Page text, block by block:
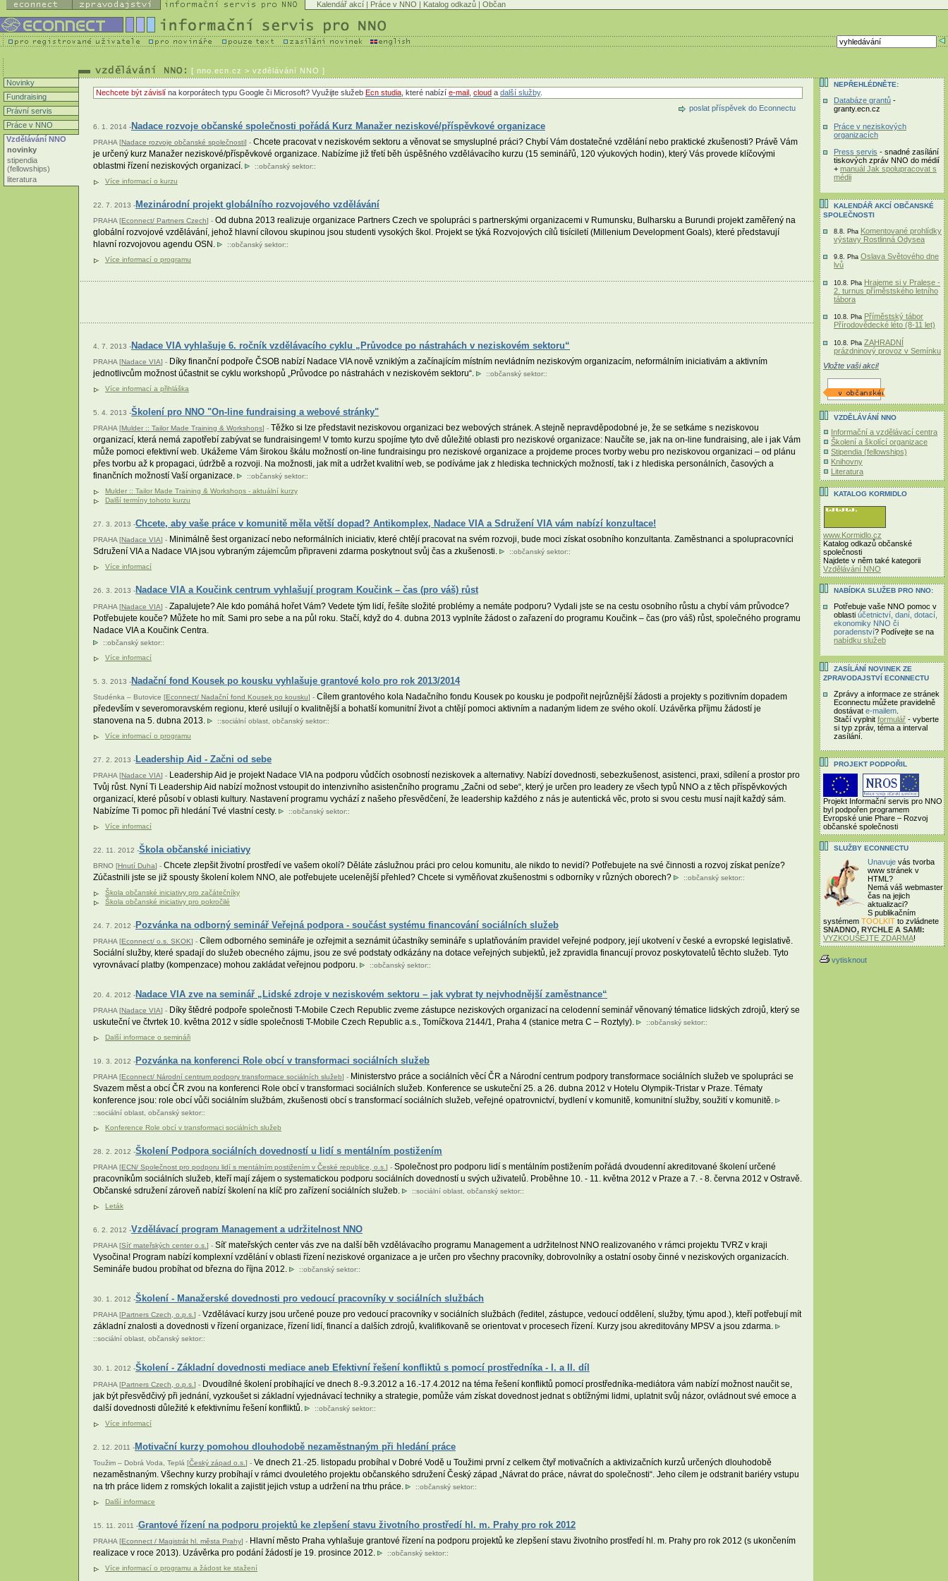
Kalendář akcí | Práce v NNO | Katalog odkazů | Občan
[ nno.ecn.cz > vzdělávání NNO ]
Novinky
Fundraising
Právní servis
Práce v NNO
Vzdělávání NNO
novinky
stipendia
(fellowships)
literatura
Nechcete být závislí na korporátech typu Google či Microsoft? Využijte služeb Ecn studia , které nabízí e-mail cloud a další služby.
poslat příspěvek do Econnectu
6. 1. 2014 -Nadace rozvoje občanské společnosti pořádá Kurz Manažer neziskové/příspěvkové organizace
PRAHA [Nadace rozvoje občanské společnosti] - Chcete pracovat v neziskovém sektoru a věnovat se smysluplné práci? Chybí Vám dostatečné vzdělání nebo praktické zkušenosti? Právě Vám
je určený kurz Manažer neziskové/příspěvkové organizace. Nabízíme již třetí běh úspěšného vzdělávacího kurzu (15 seminářů, 120 výukových hodin), který Vás provede klíčovými
oblastmi řízení neziskových organizací.
::občanský sektor::
Více informací o kurzu
22. 7. 2013 -Mezinárodní projekt globálního rozvojového vzdělávání
PRAHA [Econnect/ Partners Czech] - Od dubna 2013 realizuje organizace Partners Czech ve spolupráci s partnerskými organizacemi v Rumunsku, Bulharsku a Burundi projekt zaměřený na
globální rozvojové vzdělávání, jehož hlavní cílovou skupinou jsou studenti vysokých škol. Projekt se týká Rozvojových cílů tisíciletí (Millenium Development Goals), které představují
hlavní rozvojovou agendu OSN.
::občanský sektor::
Více informací o programu
4. 7. 2013 -Nadace VIA vyhlašuje 6. ročník vzdělávacího cyklu „Průvodce po nástrahách v neziskovém sektoru“
PRAHA [Nadace VIA] - Díky finanční podpoře ČSOB nabízí Nadace VIA nově vzniklým a začínajícím místním nevládním neziskovým organizacím, neformálním iniciativám a aktivním
jednotlivcům možnost účastnit se cyklu workshopů „Průvodce po nástrahách v neziskovém sektoru“.
::občanský sektor::
Více informací a přihláška
5. 4. 2013 -Školení pro NNO "On-line fundraising a webové stránky"
PRAHA [Mulder :: Tailor Made Training & Workshops] - Těžko si lze představit neziskovou organizaci bez webových stránek. A stejně nepravděpodobné je, že se setkáme s neziskovou
organizací, která nemá zapotřebí zabývat se fundraisingem! V tomto kurzu spojíme tyto dvě důležité oblasti pro neziskové organizace: Naučíte se, jak na on-line fundraising, ale i jak Vám
může pomoci efektivní web. Ukážeme Vám širokou škálu možností on-line fundraisingu pro neziskové organizace a projdeme proces tvorby webu pro neziskovou organizaci – od plánu
přes tvorbu až k propagaci, údržbě a rozvoji. Na možnosti, jak mít a udržet kvalitní web, se podíváme jak z hlediska technických možností, tak i z hlediska personálních, časových a
finančních možností Vaší organizace.
::občanský sektor::
Mulder :: Tailor Made Training & Workshops - aktuální kurzy
Další termíny tohoto kurzu
27. 3. 2013 -Chcete, aby vaše práce v komunitě měla větší dopad? Antikomplex, Nadace VIA a Sdružení VIA vám nabízí konzultace!
PRAHA [Nadace VIA] - Minimálně šest organizací nebo neformálních iniciativ, které chtějí pracovat na svém rozvoji, bude moci získat osobního konzultanta. Zaměstnanci a spolupracovníci
Sdružení VIA a Nadace VIA jsou vybraným zájemcům připraveni zdarma poskytnout svůj čas a zkušenosti.
::občanský sektor::
Více informací
26. 3. 2013 -Nadace VIA a Koučink centrum vyhlašují program Koučink – čas (pro váš) růst
PRAHA [Nadace VIA] - Zapalujete? Ale kdo pomáhá hořet Vám? Vedete tým lidí, řešíte složité problémy a nemáte podporu? Vydali jste se na cestu osobního růstu a chybí vám průvodce?
Potřebujete kouče? Můžete ho mít. Sami pro sebe a na půl roku. Stačí, když do 4. dubna 2013 vyplníte žádost o zařazení do programu Koučink – čas (pro váš) růst, společného programu
Nadace VIA a Koučink Centra.
::občanský sektor::
Více informací
5. 3. 2013 -Nadační fond Kousek po kousku vyhlašuje grantové kolo pro rok 2013/2014
Studénka – Butovice [Econnect/ Nadační fond Kousek po kousku] - Cílem grantového kola Nadačního fondu Kousek po kousku je podpořit nejrůznější žádosti a projekty s pozitivním dopadem
především v severomoravském regionu, které usilují o kvalitnější a bohatší komunitní život a chtějí pomoci aktivním a nadaným lidem ze svého okolí. Uzávěrka příjmu žádostí je
stanovena na 5. dubna 2013.
::sociální oblast občanský sektor::
Více informací o programu
27. 2. 2013 -Leadership Aid - Začni od sebe
PRAHA [Nadace VIA] - Leadership Aid je projekt Nadace VIA na podporu vůdčích osobností neziskovek a alternativy. Nabízí dovednosti, sebezkušenost, asistenci, praxi, sdílení a prostor pro
Tvůj růst. Nyní Ti Leadership Aid nabízí možnost vstoupit do intenzivního asistenčního programu „Začni od sebe“, který je určen pro leadery ze všech typů NNO a z těch příspěvkových
organizací, které působí v oblasti kultury. Nastavení programu vychází z našeho přesvědčení, že leadership každého z nás je autentická věc, proto si svou cestu musí najít každý sám.
Nabízíme Ti pomoc při hledání Tvé vlastní cesty.
::občanský sektor::
Více informací
22. 11. 2012 -Škola občanské iniciativy
BRNO [Hnutí Duha] - Chcete zlepšit životní prostředí ve vašem okolí? Děláte záslužnou práci pro celou komunitu, ale nikdo to nevidí? Potřebujete na své činnosti a rozvoj získat peníze?
Zúčastnili jste se již spousty školení kolem NNO, ale potřebujete ucelenější přehled? Chcete si vyměňovat zkušenostmi s odborníky v různých oborech?
::občanský sektor::
Škola občanské iniciativy pro začátečníky
Škola občanské iniciativy pro pokročilé
24. 7. 2012 -Pozvánka na odborný seminář Veřejná podpora - součást systému financování sociálních služeb
PRAHA [Econnect/ o.s. SKOK] - Cílem odborného semináře je ozřejmit a seznámit účastníky semináře s uplatňováním pravidel veřejné podpory, její ukotvení v české a evropské legislativě.
Sociální služby, které spadají do služeb obecného zájmu, jsou ze své podstaty odkázány na dotace veřejných subjektů, jež zpravidla financují provoz poskytovatelů těchto služeb. Tyto
vyrovnávací platby (kompenzace) mohou zakládat veřejnou podporu.
::občanský sektor::
20. 4. 2012 -Nadace VIA zve na seminář „Lidské zdroje v neziskovém sektoru – jak vybrat ty nejvhodnější zaměstnance“
PRAHA [Nadace VIA] - Díky štědré podpoře společnosti T-Mobile Czech Republic zveme zástupce neziskových organizací na celodenní seminář věnovaný tématice lidských zdrojů, který se
uskuteční ve čtvrtek 10. května 2012 v sídle společnosti T-Mobile Czech Republic a.s., Tomíčkova 2144/1, Praha 4 (stanice metra C – Roztyly).
::občanský sektor::
Další informace o semináři
19. 3. 2012 -Pozvánka na konferenci Role obcí v transformaci sociálních služeb
PRAHA [Econnect/ Národní centrum podpory transformace sociálních služeb] - Ministerstvo práce a sociálních věcí ČR a Národní centrum podpory transformace sociálních služeb ve spolupráci se
Svazem měst a obcí ČR zvou na konferenci Role obcí v transformaci sociálních služeb. Konference se uskuteční 25. a 26. dubna 2012 v Hotelu Olympik-Tristar v Praze. Tématy
konference jsou: role obcí vůči sociálním službám, zkušenosti obcí s transformací sociálních služeb, veřejné opatrovnictví, bydlení v komunitě, komunitní služby, soužití v komunitě.
::sociální oblast občanský sektor::
Konference Role obcí v transformaci sociálních služeb
28. 2. 2012 -Školení Podpora sociálních dovedností u lidí s mentálním postižením
PRAHA [ECN/ Společnost pro podporu lidí s mentálním postižením v České republice, o.s.] - Společnost pro podporu lidí s mentálním postižením pořádá dvoudenní akreditované školení určené
pracovníkům sociálních služeb, kteří mají zájem o systematickou podporu sociálních dovedností u svých uživatelů. Proběhne 10. - 11. května 2012 v Praze a 7. - 8. června 2012 v Ostravě.
Občanské sdružení zároveň nabízí školení na klíč pro zařízení sociálních služeb.
::sociální oblast, občanský sektor::
Leták
6. 2. 2012 -Vzdělávací program Management a udržitelnost NNO
PRAHA [Síť mateřských center o.s.] - Síť mateřských center vás zve na další běh vzdělávacího programu Management a udržitelnost NNO realizovaného v rámci projektu TVRZ v kraji
Vysočina! Program nabízí komplexní vzdělání v oblasti řízení neziskové organizace a je určen pro všechny pracovníky, dobrovolníky a ostatní osoby činné v neziskových organizacích.
Semináře budou probíhat od března do října 2012.
::občanský sektor::
30. 1. 2012 -Školení - Manažerské dovednosti pro vedoucí pracovníky v sociálních službách
PRAHA [Partners Czech, o.p.s.] - Vzdělávací kurzy jsou určené pouze pro vedoucí pracovníky v sociálních službách (ředitel, zástupce, vedoucí oddělení, služby, týmu apod.), kteří potřebují mít
základní znalosti a dovednosti v řízení organizace, řízení lidí, financí a dalších zdrojů, kvalifikovaně se orientovat v procesech řízení. Kurzy jsou akreditovány MPSV a jsou zdarma.
::sociální oblast, občanský sektor::
30. 1. 2012 -Školení - Základní dovednosti mediace aneb Efektivní řešení konfliktů s pomocí prostředníka - I. a II. díl
PRAHA [Partners Czech, o.p.s. ] - Dvoudílné školení probíhající ve dnech 8.-9.3.2012 a 16.-17.4.2012 na téma řešení konfliktů pomocí prostředníka-mediátora vám nabízí možnost naučit se,
jak být přesvědčivý při jednání, vyzkoušet si základní vyjednávací techniky a strategie, pomůže vám získat dovednost jednat s obtížnými lidmi, uplatnit svůj názor, ovládnout své emoce a
další dovednosti důležité k efektivnímu řešení konfliktů.
::občanský sektor::
Více informací
2. 12. 2011 -Motivační kurzy pomohou dlouhodobě nezaměstnaným při hledání práce
Toužim – Dobrá Voda, Teplá [Český západ o.s. ] - Ve dnech 21.-25. listopadu probíhal v Dobré Vodě u Toužimi první z celkem čtyř motivačních a aktivizačních kurzů určených dlouhodobě
nezaměstnaným. Všechny kurzy probíhají v rámci dvouletého projektu občanského sdružení Český západ „Návrat do práce, návrat do společnosti“. Jeho cílem je odstranit bariéry vstupu
na trh práce lidem z romských lokalit a zajistit jejich vstup a udržení na trhu práce.
::občanský sektor::
Další informace
15. 11. 2011 -Grantové řízení na podporu projektů ke zlepšení stavu životního prostředí hl. m. Prahy pro rok 2012
PRAHA [Econnect / Magistrát hl. města Prahy] - Hlavní město Praha vyhlašuje grantové řízení na podporu projektů ke zlepšení stavu životního prostředí hl. m. Prahy pro rok 2012 (s ukončením
realizace v roce 2013). Uzávěrka pro podání žádostí je 19. prosince 2012.
::občanský sektor::
Více informací o programu a žádost ke stažení
NEPŘEHLÉDNĚTE:
Databáze grantů -
granty.ecn.cz
Práce v neziskových
organizacích
Press servis - snadné zasílání
tiskových zpráv NNO do médií
+ manuál Jak spolupracovat s
médii
KALENDÁŘ AKCÍ OBČANSKÉ
SPOLEČNOSTI
8.8. Pha Komentované prohlídky
výstavy Rostlinná Odysea
9.8. Pha Oslava Světového dne
lvů
10.8. Pha Hrajeme si v Pralese -
2. turnus příměstského letního
tábora
10.8. Pha Příměstský tábor
Přírodovědecké léto (8-11 let)
10.8. Pha ZAHRADNÍ
prázdninový provoz v Semínku
Vložte vaši akci!
VZDĚLÁVÁNÍ NNO
Informační a vzdělávací centra
Školení a školící organizace
Stipendia (fellowships)
Knihovny
Literatura
KATALOG KORMIDLO
www.Kormidlo.cz
Katalog odkazů občanské
společnosti
Najdete v něm také kategorii
Vzdělávání NNO
NABÍDKA SLUŽEB PRO NNO:
Potřebuje vaše NNO pomoc v
oblasti účetnictví, daní, dotací,
ekonomiky NNO či
poradenství? Podívejte se na
nabídku služeb
ZASÍLÁNÍ NOVINEK ZE
ZPRAVODAJSTVÍ ECONNECTU
Zprávy a informace ze stránek
Econnectu můžete pravidelně
dostávat e-mailem
Stačí vyplnit formulář - vyberte
si typ zpráv, téma a interval
zasílání.
PROJEKT PODPOŘIL
Projekt Informační servis pro NNO
byl podpořen programem
Evropské unie Phare – Rozvoj
občanské společnosti
SLUŽBY ECONNECTU
Unavuje vás tvorba
www stránek v
HTML?
Nemá váš webmaster
čas na jejich
aktualizaci?
S publikačním
systémem TOOLKIT to zvládnete
SNADNO, RYCHLE A SAMI:
VYZKOUŠEJTE ZDARMA!
vytisknout